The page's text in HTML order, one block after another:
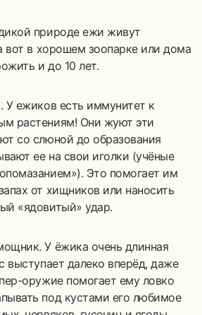
природе ежи живут
вот в хорошем зоопарке или дома
и до 10 лет.
У ежиков есть иммунитет к
растениям! Они жуют эти
со слюной до образования
ее на свои иголки (учёные
Это помогает им
от хищников или наносить
«ядовитый» удар.
У ёжика очень длинная
выступает далеко вперёд, даже
оружие помогает ему ловко
под кустами его любимое